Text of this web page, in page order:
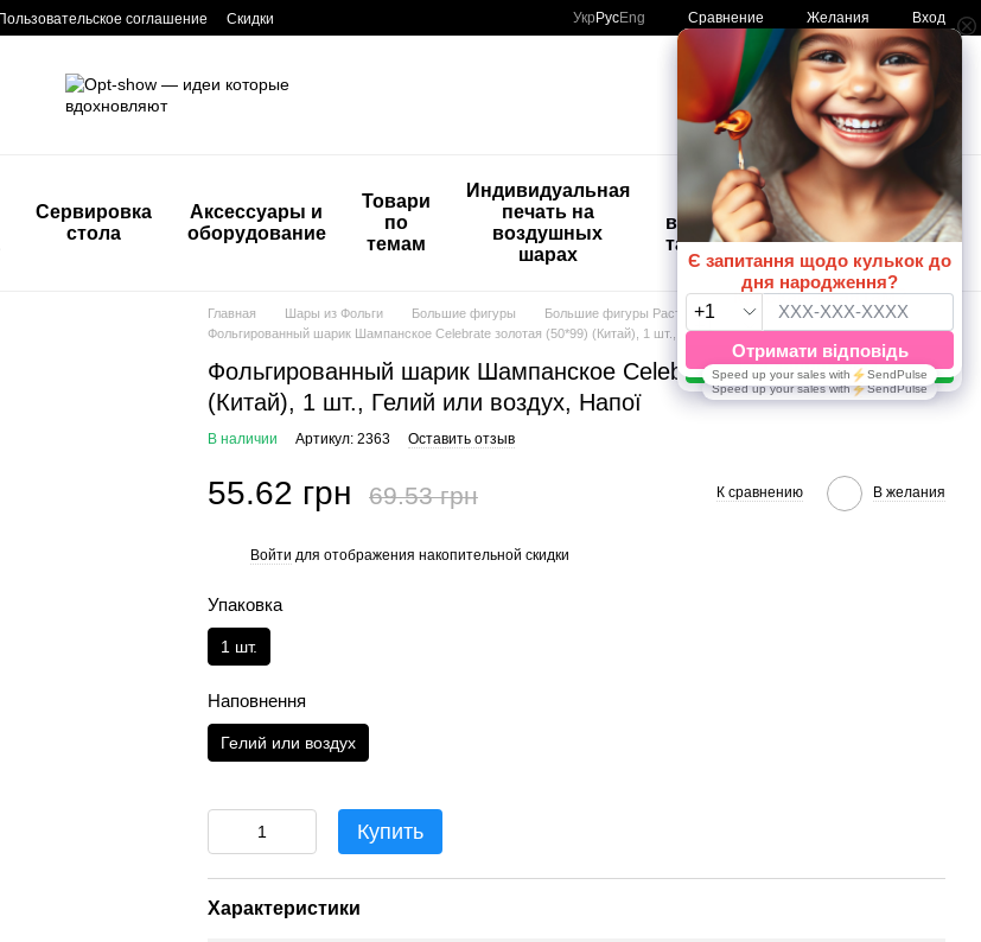
Пользовательское соглашение Скидки Укр РусEng Сравнение Желания Вход
Мой заказ
Сервировка
стола
Аксессуары и
оборудование
Товари
по
темам
Индивидуальная
печать на
воздушных
шарах
Детские
временные
татуировки
🚨🚨🚨
Распродажа
Шары с
рисунком
😀🎈
Главная Шары из Фольги Большие фигуры
Большие фигуры Растения и продукты
Фольгированный шарик Шампанское Celebrate золотая (50*99) (Китай), 1 шт., Гелий или воздух, Напої
Фольгированный шарик Шампанское Celebrate золотая (50*99)
(Китай), 1 шт., Гелий или воздух, Напої
В наличии Артикул: 2363 Оставить отзыв
55.62 грн 69.53 грн К сравнению В желания
Войти для отображения накопительной скидки
Упаковка
1 шт.
Наповнення
Гелий или воздух
Купить
Характеристики